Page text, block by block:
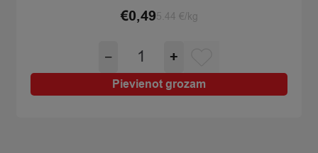
€0,495.44 €/kg
−
Konfektes
ledenes
ar
piparmētru
+
Pievienot grozam